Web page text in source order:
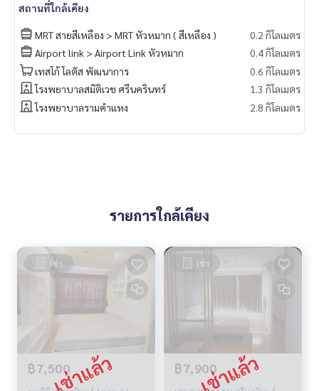
สถานที่ใกล้เคียง
MRT สายสีเหลือง > MRT หัวหมาก ( สีเหลือง )
0.2 กิโลเมตร
Airport link > Airport Link หัวหมาก
0.4 กิโลเมตร
เทสโก้ โลตัส​ พัฒนาการ
0.6 กิโลเมตร
โรงพยาบาลสมิติเวช ศรีนครินทร์
1.3 กิโลเมตร
โรงพยาบาลรามคำแหง
2.8 กิโลเมตร
รายการใกล้เคียง
เช่า
฿7,500
เช่า
฿7,900